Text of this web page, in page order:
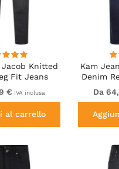
Jacob Knitted
Fit Jeans
€ IVA inclusa
al carrello
Kam
Denim
Da